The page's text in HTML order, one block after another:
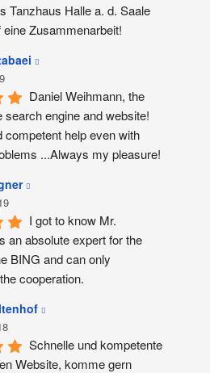
Tanzhaus Halle a. d. Saale
Zusammenarbeit!
Daniel Weihmann, the
search engine and website!
competent help even with
...Always my pleasure!
I got to know Mr.
an absolute expert for the
BING and can only
cooperation.
Schnelle und kompetente
Website, komme gern